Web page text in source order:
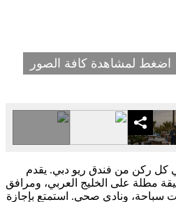
اضغط لمشاهدة كافة الصور
كل ركن من فندق ريو دبي. يقدم
مطلة على الخليج العربي، ومرافق
سباحة، ونادي صحي. استمتع بإجازة